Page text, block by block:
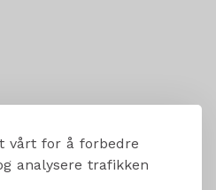
vårt for å forbedre
analysere trafikken